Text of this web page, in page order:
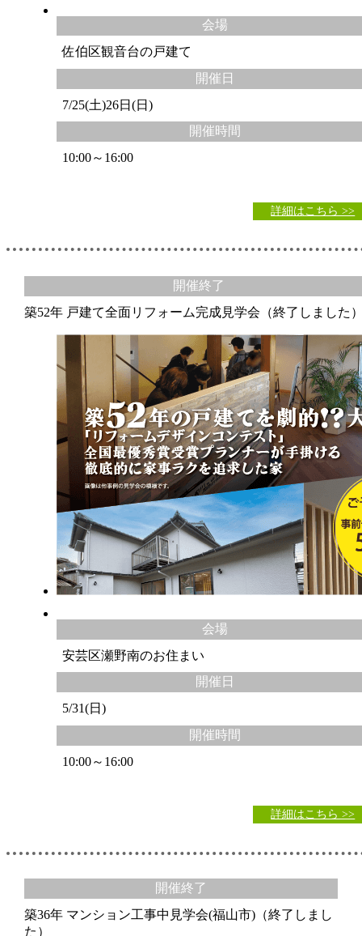
会場
佐伯区観音台の戸建て
開催日
7/25(土)26日(日)
開催時間
10:00～16:00
詳細はこちら >>
開催終了
築52年 戸建て全面リフォーム完成見学会（終了しました
会場
安芸区瀬野南のお住まい
開催日
5/31(日)
開催時間
10:00～16:00
詳細はこちら >>
開催終了
築36年 マンション工事中見学会(福山市)（終了しまし
た）